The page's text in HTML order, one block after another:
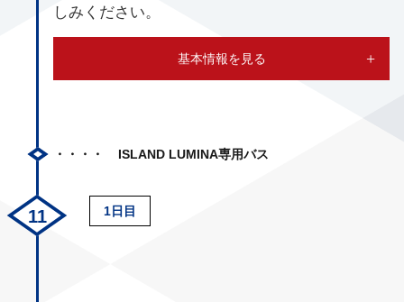
しみください。
基本情報を見る
ISLAND LUMINA専用バス
1日目